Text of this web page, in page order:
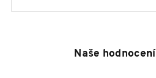
Naše hodnocení